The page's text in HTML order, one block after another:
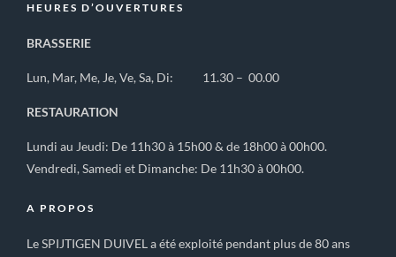
HEURES D’OUVERTURES
BRASSERIE
Lun, Mar, Me, Je, Ve, Sa, Di: 11.30 – 00.00
RESTAURATION
Lundi au Jeudi: De 11h30 à 15h00 & de 18h00 à 00h00.
Vendredi, Samedi et Dimanche: De 11h30 à 00h00.
A PROPOS
Le SPIJTIGEN DUIVEL a été exploité pendant plus de 80 ans